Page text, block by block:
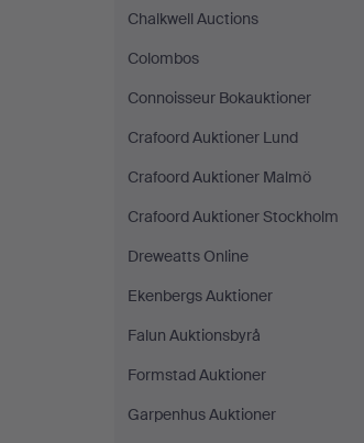
Chalkwell Auctions
Colombos
Connoisseur Bokauktioner
Crafoord Auktioner Lund
Crafoord Auktioner Malmö
Crafoord Auktioner Stockholm
Dreweatts Online
Ekenbergs Auktioner
Falun Auktionsbyrå
Formstad Auktioner
Garpenhus Auktioner